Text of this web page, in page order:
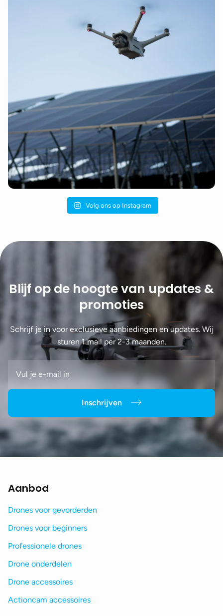
Volg ons op Instagram
Blijf op de hoogte van updates &
promoties
Schrijf je in voor exclusieve aanbiedingen en updates. Wij
sturen 1 mail per 2-3 maanden.
Inschrijven
Aanbod
Drones voor gevorderden
Drones voor beginners
Professionele drones
Drone onderdelen
Drone accessoires
Actioncam accessoires